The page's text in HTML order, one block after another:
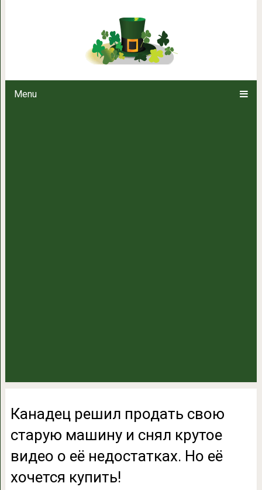
Menu
Канадец решил продать свою
видео о её
Канадец решил продать свою
старую машину и снял крутое
видео о её недостатках. Но её
хочется купить!